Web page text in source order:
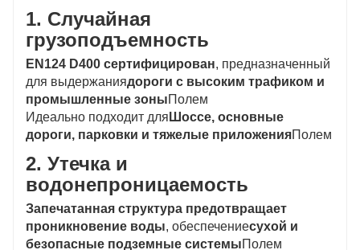
1. Случайная
грузоподъемность
EN124 D400 сертифицирован, предназначенный
для выдержаниядороги с высоким трафиком и
промышленные зоныПолем
Идеально подходит для Шоссе, основные
дороги, парковки и тяжелые приложенияПолем
2. Утечка и
водонепроницаемость
Запечатанная структура предотвращает
проникновение воды, обеспечениесухой и
безопасные подземные системыПолем